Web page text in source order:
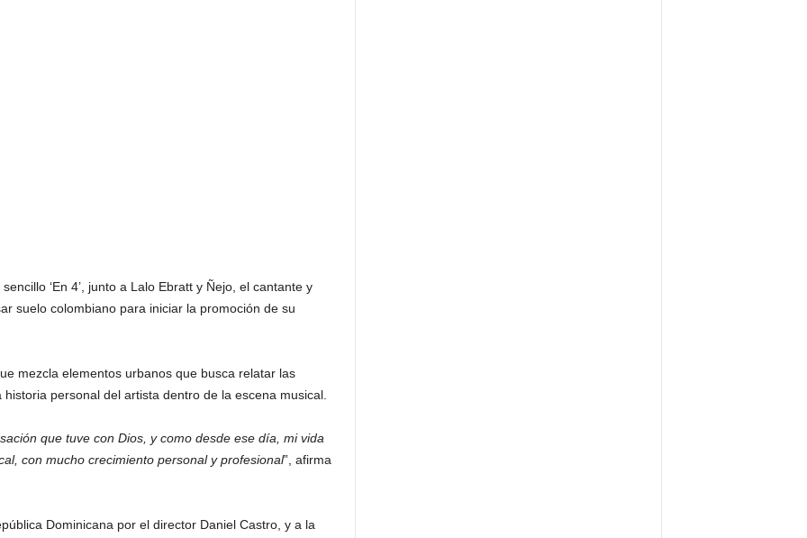
‘En 4’, junto a Lalo Ebratt y Ñejo, el cantante y
suelo colombiano para iniciar la promoción de su
mezcla elementos urbanos que busca relatar las
personal del artista dentro de la escena musical.
que tuve con Dios, y como desde ese día, mi vida
con mucho crecimiento personal y profesional”, afirma
Dominicana por el director Daniel Castro, y a la